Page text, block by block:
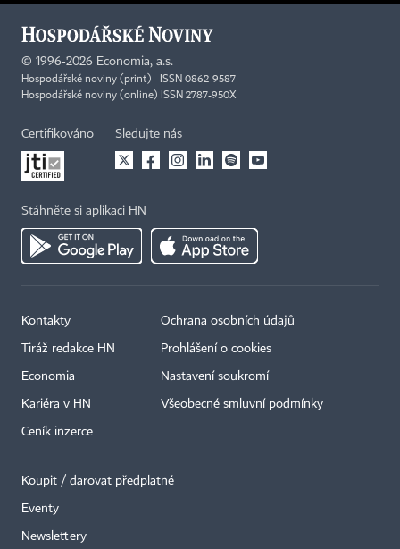
© 1996-2026 Economia, a.s.
Hospodářské noviny (print) ISSN 0862-9587
Hospodářské noviny (online) ISSN 2787-950X
Certifikováno Sledujte nás
Stáhněte si aplikaci HN
Kontakty
Tiráž redakce HN
Economia
Kariéra v HN
Ceník inzerce
Ochrana osobních údajů
Prohlášení o cookies
Nastavení soukromí
Všeobecné smluvní podmínky
Koupit / darovat předplatné
Eventy
Newslettery